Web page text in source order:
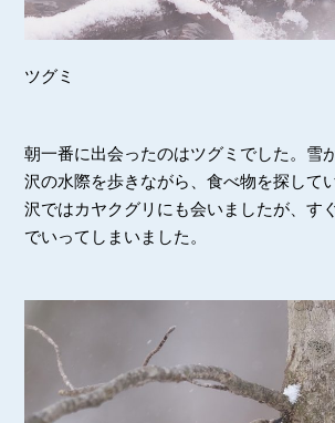
ツグミ
朝一番に出会ったのはツグミでした。雪
沢の水際を歩きながら、食べ物を探して
沢ではカヤクグリにも会いましたが、す
でいってしまいました。